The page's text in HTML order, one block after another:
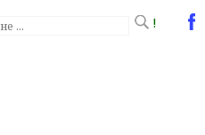
!